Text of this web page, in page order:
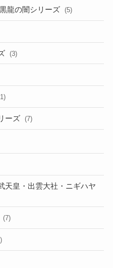
龍の闇シリーズ (5)
(3)
ーズ (7)
天皇・出雲大社・ニギハヤ
(7)